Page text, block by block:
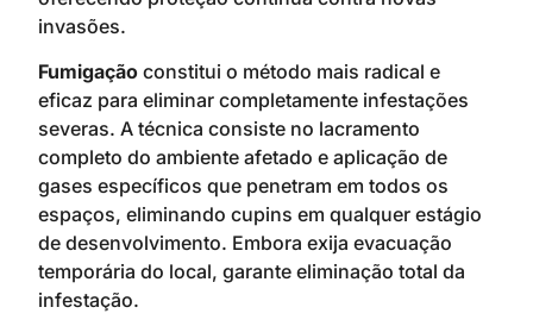
invasões.
Fumigação constitui o método mais radical e
eficaz para eliminar completamente infestações
severas. A técnica consiste no lacramento
completo do ambiente afetado e aplicação de
gases específicos que penetram em todos os
espaços, eliminando cupins em qualquer estágio
de desenvolvimento. Embora exija evacuação
temporária do local, garante eliminação total da
infestação.